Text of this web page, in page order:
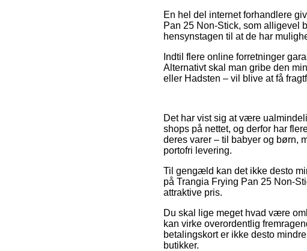
En hel del internet forhandlere
Pan 25 Non-Stick, som alligevel
hensynstagen til at de har
Indtil flere online forretninger
Alternativt skal man gribe den
eller Hadsten – vil blive at få
Det har vist sig at være
shops på nettet, og derfor har
deres varer – til babyer og børn,
portofri levering.
Til gengæld kan det ikke desto
på Trangia Frying Pan 25 Non-
attraktive pris.
Du skal lige meget hvad være
kan virke overordentlig
betalingskort er ikke desto
butikker.